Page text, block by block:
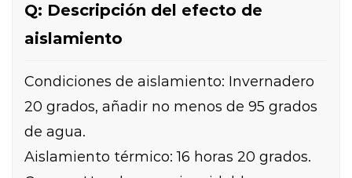
Q: Descripción del efecto de
aislamiento
Condiciones de aislamiento: Invernadero
20 grados, añadir no menos de 95 grados
de agua.
Aislamiento térmico: 16 horas 20 grados.